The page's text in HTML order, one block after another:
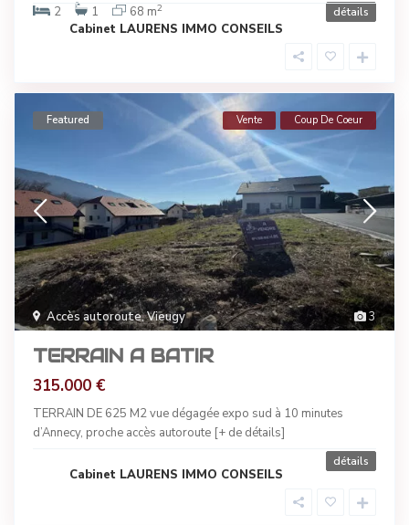
2
1 68 m2 détails
Cabinet LAURENS IMMO CONSEILS
3
Accès autoroute,Vieugy
Featured Vente Coup De Coeur
TERRAIN A BATIR
315.000 €
TERRAIN DE 625 M2 vue dégagée expo sud à 10 minutes
d’Annecy, proche accès autoroute [+ de détails]
détails
Cabinet LAURENS IMMO CONSEILS